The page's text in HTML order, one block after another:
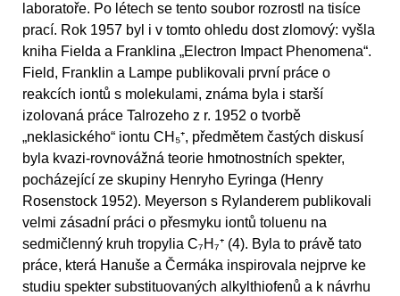
laboratoře. Po létech se tento soubor rozrostl na tisíce
prací. Rok 1957 byl i v tomto ohledu dost zlomový: vyšla
kniha Fielda a Franklina „Electron Impact Phenomena“.
Field, Franklin a Lampe publikovali první práce o
reakcích iontů s molekulami, známa byla i starší
izolovaná práce Talrozeho z r. 1952 o tvorbě
„neklasického“ iontu CH₅⁺, předmětem častých diskusí
byla kvazi-rovnovážná teorie hmotnostních spekter,
pocházející ze skupiny Henryho Eyringa (Henry
Rosenstock 1952). Meyerson s Rylanderem publikovali
velmi zásadní práci o přesmyku iontů toluenu na
sedmičlenný kruh tropylia C₇H₇⁺ (4). Byla to právě tato
práce, která Hanuše a Čermáka inspirovala nejprve ke
studiu spekter substituovaných alkylthiofenů a k návrhu